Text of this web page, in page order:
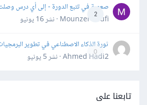
2
صعوبة في تتبع الدورة - إلى أي درس
Mounzer Soufi · نشر
16 يونيو
0
ثورة الذكاء الاصطناعي في تطوير
Ahmed Hadi2 · نشر
5 يونيو
تابعنا على